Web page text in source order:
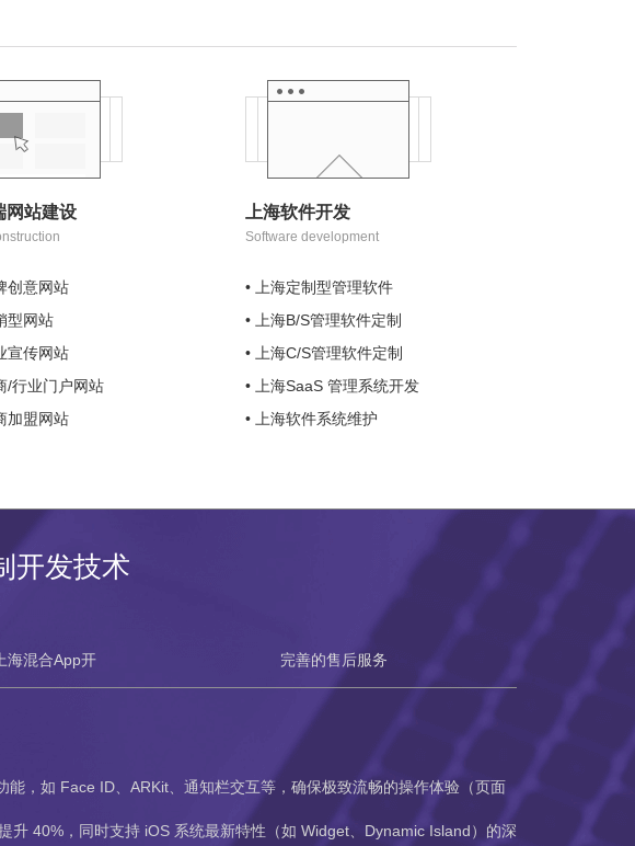
网站建设
创意网站
型网站
宣传网站
/行业门户网站
加盟网站
上海软件开发
Software development
• 上海定制型管理软件
• 上海B/S管理软件定制
• 上海C/S管理软件定制
• 上海SaaS 管理系统开发
• 上海软件系统维护
开发技术
上海混合App开 完善的售后服务
，如 Face ID、ARKit、通知栏交互等，确保极致流畅的操作体验（页面
40%，同时支持 iOS 系统最新特性（如 Widget、Dynamic Island）的深